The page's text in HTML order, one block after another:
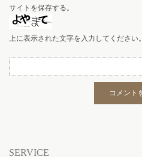
サイトを保存する。
上に表示された文字を入力してください。
SERVICE